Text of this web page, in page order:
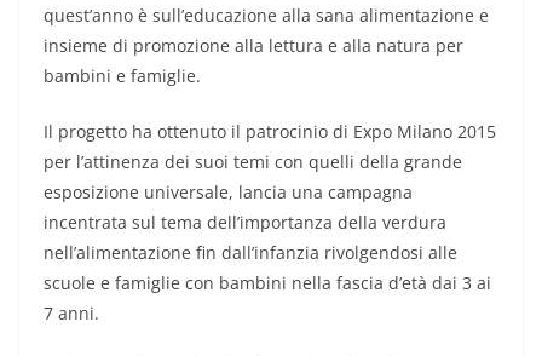
quest’anno è sull’educazione alla sana alimentazione e
insieme di promozione alla lettura e alla natura per
bambini e famiglie.
Il progetto ha ottenuto il patrocinio di Expo Milano 2015
per l’attinenza dei suoi temi con quelli della grande
esposizione universale, lancia una campagna
incentrata sul tema dell’importanza della verdura
nell’alimentazione fin dall’infanzia rivolgendosi alle
scuole e famiglie con bambini nella fascia d’età dai 3 ai
7 anni.